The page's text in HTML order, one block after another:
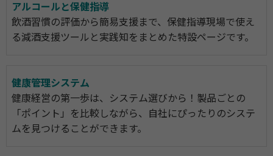
アルコールと保健指導
飲酒習慣の評価から簡易支援まで、保健指導現場で使え
る減酒支援ツールと実践知をまとめた特設ページです。
健康管理システム
健康経営の第一歩は、システム選びから！製品ごとの
「ポイント」を比較しながら、自社にぴったりのシステ
ムを見つけることができます。